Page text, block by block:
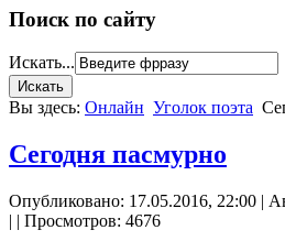
Поиск по сайту
Искать...
Вы здесь: Онлайн Уголок поэта
Сегодня пасмурно
Опубликовано: 17.05.2016, 22:00 |
| | Просмотров: 4676